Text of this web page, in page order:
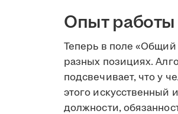
Опыт работы
Теперь в поле «Общий
разных позициях.
подсвечивает, что у
этого искусственный
должности,